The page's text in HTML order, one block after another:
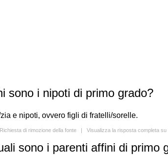
sono i nipoti di primo grado?
e nipoti, ovvero figli di fratelli/sorelle.
Richiesta di rimozione della fonte | Visualizza la risposta completa su
sono i parenti affini di primo